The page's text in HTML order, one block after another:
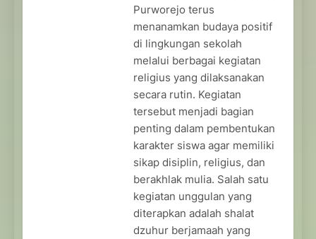
Purworejo terus
menanamkan budaya positif
di lingkungan sekolah
melalui berbagai kegiatan
religius yang dilaksanakan
secara rutin. Kegiatan
tersebut menjadi bagian
penting dalam pembentukan
karakter siswa agar memiliki
sikap disiplin, religius, dan
berakhlak mulia. Salah satu
kegiatan unggulan yang
diterapkan adalah shalat
dzuhur berjamaah yang